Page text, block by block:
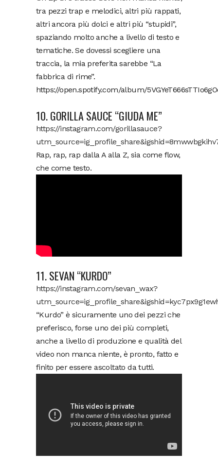
tra pezzi trap e melodici, altri più rappati,
altri ancora più dolci e altri più “stupidi”,
spaziando molto anche a livello di testo e
tematiche. Se dovessi scegliere una
traccia, la mia preferita sarebbe “La
fabbrica di rime”.
https://open.spotify.com/album/
10. GORILLA SAUCE “GIUDA ME”
https://instagram.com/gorillasauce?
Rap, rap, rap dalla A alla Z, sia come flow,
che come testo.
11. SEVAN “KURDO”
https://instagram.com/sevan_wax?
“Kurdo” è sicuramente uno dei pezzi che
preferisco, forse uno dei più completi,
anche a livello di produzione e qualità del
video non manca niente, è pronto, fatto e
finito per essere ascoltato da tutti.